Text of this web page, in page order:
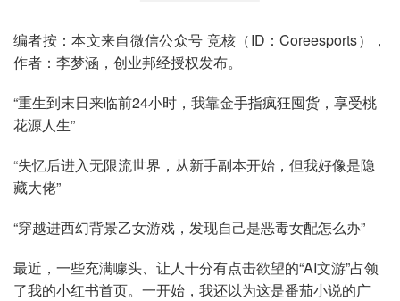
编者按：本文来自微信公众号 竞核（ID：Coreesports），
作者：李梦涵，创业邦经授权发布。
“重生到末日来临前24小时，我靠金手指疯狂囤货，享受桃
花源人生”
“失忆后进入无限流世界，从新手副本开始，但我好像是隐
藏大佬”
“穿越进西幻背景乙女游戏，发现自己是恶毒女配怎么办”
最近，一些充满噱头、让人十分有点击欲望的“AI文游”占领
了我的小红书首页。一开始，我还以为这是番茄小说的广